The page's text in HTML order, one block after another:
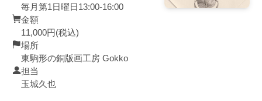
毎月第1日曜日13:00-16:00
金額
11,000円(税込)
場所
東駒形の銅版画工房 Gokko
担当
玉城久也